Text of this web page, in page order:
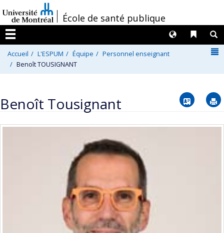
au
contenu
/École de santé publique
Menu
Liens
Langues
Accueil L'ESPUM Équipe
Personnel enseignant
Benoît TOUSIGNANT
Benoît Tousignant Vcard